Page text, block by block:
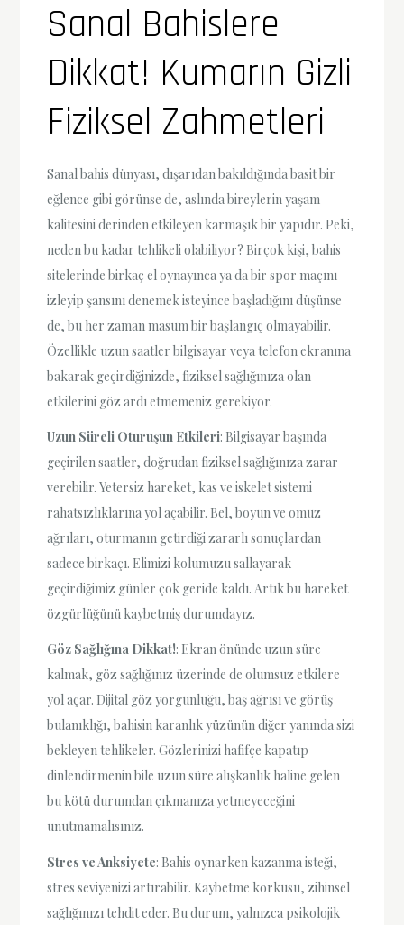
Sanal Bahislere
Dikkat! Kumarın Gizli
Fiziksel Zahmetleri
Sanal bahis dünyası, dışarıdan bakıldığında basit bir
eğlence gibi görünse de, aslında bireylerin yaşam
kalitesini derinden etkileyen karmaşık bir yapıdır. Peki,
neden bu kadar tehlikeli olabiliyor? Birçok kişi, bahis
sitelerinde birkaç el oynayınca ya da bir spor maçını
izleyip şansını denemek isteyince başladığını düşünse
de, bu her zaman masum bir başlangıç olmayabilir.
Özellikle uzun saatler bilgisayar veya telefon ekranına
bakarak geçirdiğinizde, fiziksel sağlığınıza olan
etkilerini göz ardı etmemeniz gerekiyor.
Uzun Süreli Oturuşun Etkileri: Bilgisayar başında
geçirilen saatler, doğrudan fiziksel sağlığınıza zarar
verebilir. Yetersiz hareket, kas ve iskelet sistemi
rahatsızlıklarına yol açabilir. Bel, boyun ve omuz
ağrıları, oturmanın getirdiği zararlı sonuçlardan
sadece birkaçı. Elimizi kolumuzu sallayarak
geçirdiğimiz günler çok geride kaldı. Artık bu hareket
özgürlüğünü kaybetmiş durumdayız.
Göz Sağlığına Dikkat!: Ekran önünde uzun süre
kalmak, göz sağlığınız üzerinde de olumsuz etkilere
yol açar. Dijital göz yorgunluğu, baş ağrısı ve görüş
bulanıklığı, bahisin karanlık yüzünün diğer yanında sizi
bekleyen tehlikeler. Gözlerinizi hafifçe kapatıp
dinlendirmenin bile uzun süre alışkanlık haline gelen
bu kötü durumdan çıkmanıza yetmeyeceğini
unutmamalısınız.
Stres ve Anksiyete: Bahis oynarken kazanma isteği,
stres seviyenizi artırabilir. Kaybetme korkusu, zihinsel
sağlığınızı tehdit eder. Bu durum, yalnızca psikolojik